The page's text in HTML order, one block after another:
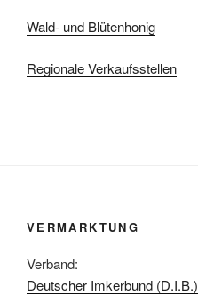
Wald- und Blütenhonig
Regionale Verkaufsstellen
VERMARKTUNG
Verband:
Deutscher Imkerbund (D.I.B.)